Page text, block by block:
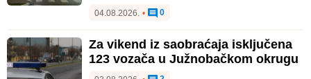
04.08.2026. • 0
Za vikend iz saobraćaja isključena
123 vozača u Južnobačkom okrugu